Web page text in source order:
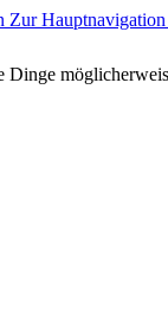
Zur Hauptnavigation
Dinge